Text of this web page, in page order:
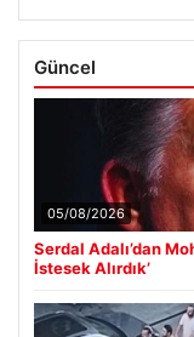
Güncel
05/08/2026
Serdal Adalı’dan
İstesek Alırdık’